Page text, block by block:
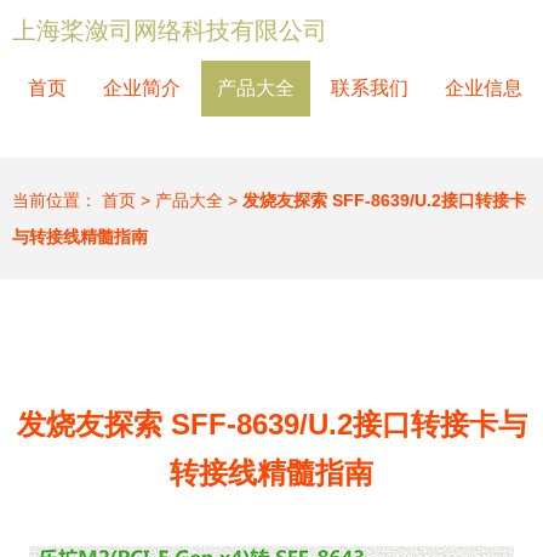
上海桨潋司网络科技有限公司
首页 企业简介 产品大全 联系我们 企业信息
当前位置： 首页 > 产品大全 > 发烧友探索 SFF-8639/U.2接口转接卡
与转接线精髓指南
发烧友探索 SFF-8639/U.2接口转接卡与
转接线精髓指南